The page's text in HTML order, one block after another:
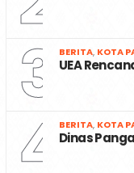
3 BERITA, KOTA
UEA
4 BERITA, KOTA
Dinas